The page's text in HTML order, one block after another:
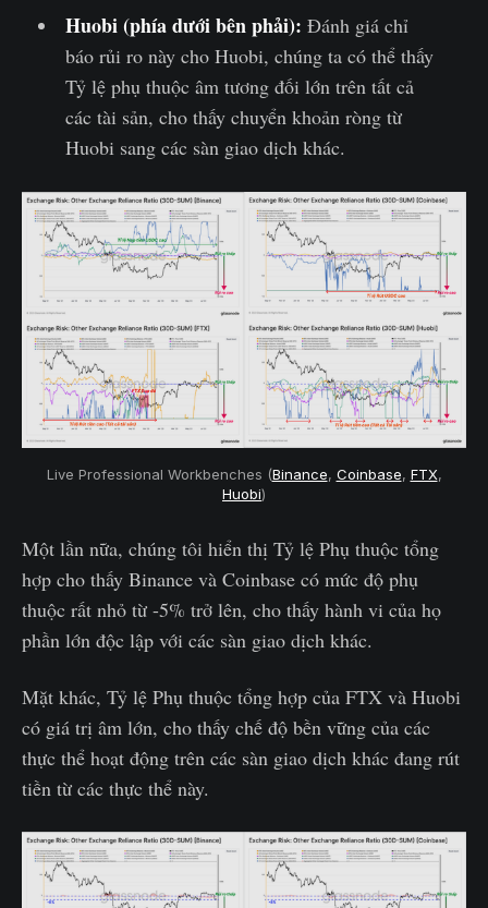
Huobi (phía dưới bên phải): Đánh giá chỉ
báo rủi ro này cho Huobi, chúng ta có thể thấy
Tỷ lệ phụ thuộc âm tương đối lớn trên tất cả
các tài sản, cho thấy chuyển khoản ròng từ
Huobi sang các sàn giao dịch khác.
Live Professional Workbenches (Binance, Coinbase, FTX,
Huobi)
Một lần nữa, chúng tôi hiển thị Tỷ lệ Phụ thuộc tổng
hợp cho thấy Binance và Coinbase có mức độ phụ
thuộc rất nhỏ từ -5% trở lên, cho thấy hành vi của họ
phần lớn độc lập với các sàn giao dịch khác.
Mặt khác, Tỷ lệ Phụ thuộc tổng hợp của FTX và Huobi
có giá trị âm lớn, cho thấy chế độ bền vững của các
thực thể hoạt động trên các sàn giao dịch khác đang rút
tiền từ các thực thể này.